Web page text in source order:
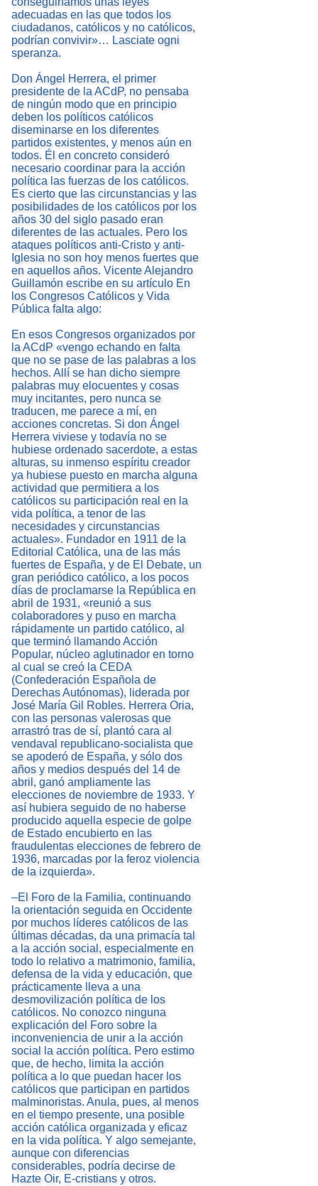
adecuadas en las que todos los
ciudadanos, católicos y no católicos,
podrían convivir»… Lasciate ogni
speranza.
Don Ángel Herrera, el primer
presidente de la ACdP, no pensaba
de ningún modo que en principio
deben los políticos católicos
diseminarse en los diferentes
partidos existentes, y menos aún en
todos. Él en concreto consideró
necesario coordinar para la acción
política las fuerzas de los católicos.
Es cierto que las circunstancias y las
posibilidades de los católicos por los
años 30 del siglo pasado eran
diferentes de las actuales. Pero los
ataques políticos anti-Cristo y anti-
Iglesia no son hoy menos fuertes que
en aquellos años. Vicente Alejandro
Guillamón escribe en su artículo En
los Congresos Católicos y Vida
Pública falta algo:
En esos Congresos organizados por
la ACdP «vengo echando en falta
que no se pase de las palabras a los
hechos. Allí se han dicho siempre
palabras muy elocuentes y cosas
muy incitantes, pero nunca se
traducen, me parece a mí, en
acciones concretas. Si don Ángel
Herrera viviese y todavía no se
hubiese ordenado sacerdote, a estas
alturas, su inmenso espíritu creador
ya hubiese puesto en marcha alguna
actividad que permitiera a los
católicos su participación real en la
vida política, a tenor de las
necesidades y circunstancias
actuales». Fundador en 1911 de la
Editorial Católica, una de las más
fuertes de España, y de El Debate, un
gran periódico católico, a los pocos
días de proclamarse la República en
abril de 1931, «reunió a sus
colaboradores y puso en marcha
rápidamente un partido católico, al
que terminó llamando Acción
Popular, núcleo aglutinador en torno
al cual se creó la CEDA
(Confederación Española de
Derechas Autónomas), liderada por
José María Gil Robles. Herrera Oria,
con las personas valerosas que
arrastró tras de sí, plantó cara al
vendaval republicano-socialista que
se apoderó de España, y sólo dos
años y medios después del 14 de
abril, ganó ampliamente las
elecciones de noviembre de 1933. Y
así hubiera seguido de no haberse
producido aquella especie de golpe
de Estado encubierto en las
fraudulentas elecciones de febrero de
1936, marcadas por la feroz violencia
de la izquierda».
–El Foro de la Familia, continuando
la orientación seguida en Occidente
por muchos líderes católicos de las
últimas décadas, da una primacía tal
a la acción social, especialmente en
todo lo relativo a matrimonio, familia,
defensa de la vida y educación, que
prácticamente lleva a una
desmovilización política de los
católicos. No conozco ninguna
explicación del Foro sobre la
inconveniencia de unir a la acción
social la acción política. Pero estimo
que, de hecho, limita la acción
política a lo que puedan hacer los
católicos que participan en partidos
malminoristas. Anula, pues, al menos
en el tiempo presente, una posible
acción católica organizada y eficaz
en la vida política. Y algo semejante,
aunque con diferencias
considerables, podría decirse de
Hazte Oir, E-cristians y otros.